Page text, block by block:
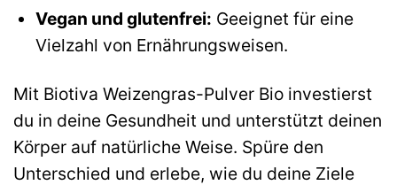
Vegan und glutenfrei: Geeignet für eine
Vielzahl von Ernährungsweisen.
Mit Biotiva Weizengras-Pulver Bio investierst
du in deine Gesundheit und unterstützt deinen
Körper auf natürliche Weise. Spüre den
Unterschied und erlebe, wie du deine Ziele